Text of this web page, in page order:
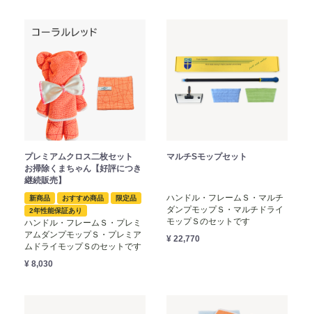
プレミアムクロス二枚セット
お掃除くまちゃん【好評につき
継続販売】
新商品 おすすめ商品
限定品
2年性能保証あり
ハンドル・フレームＳ・プレミ
アムダンプモップＳ・プレミア
ムドライモップＳのセットです
¥ 8,030
マルチSモップセット
ハンドル・フレームＳ・マルチ
ダンプモップＳ・マルチドライ
モップＳのセットです
¥ 22,770